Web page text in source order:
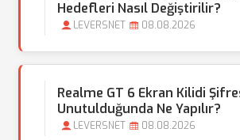
Hedefleri Nasıl Değiştirilir?
LEVERSNET 08.08.2026
Realme GT 6 Ekran Kilidi
Unutulduğunda Ne Yapılır?
LEVERSNET 08.08.2026